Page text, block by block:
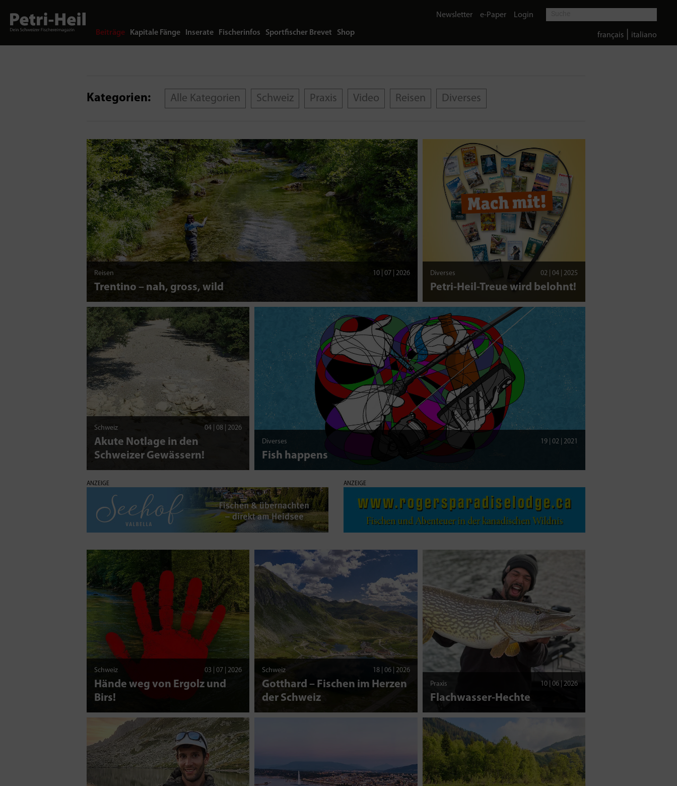
Beiträge Kapitale Fänge Inserate Fischerinfos Sportfischer Brevet Shop
Newsletter e-Paper Login
français italiano
Kategorien: Alle Kategorien Schweiz Praxis Video Reisen Diverses
Reisen 10 | 07 | 2026
Trentino – nah, gross, wild
Diverses 02 | 04 | 2025
Petri-Heil-Treue wird belohnt!
Schweiz 04 | 08 | 2026
Akute Notlage in den
Schweizer Gewässern!
Diverses 19 | 02 | 2021
Fish happens
ANZEIGE ANZEIGE
Schweiz 03 | 07 | 2026
Hände weg von Ergolz und
Birs!
Schweiz 18 | 06 | 2026
Gotthard – Fischen im Herzen
der Schweiz
Praxis 10 | 06 | 2026
Flachwasser-Hechte